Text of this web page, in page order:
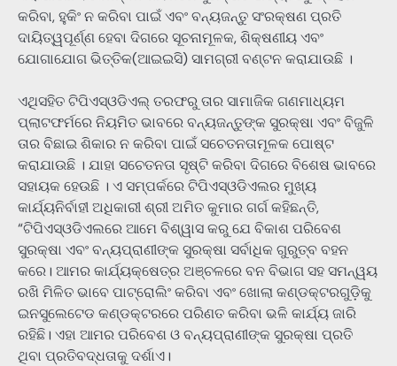
କରିବା, ହୁକିଂ ନ କରିବା ପାଇଁ ଏବଂ ବନ୍ୟଜନ୍ତୁ ସଂରକ୍ଷଣ ପ୍ରତି
ଦାୟିତ୍ୱପୂର୍ଣ୍ଣ ହେବା ଦିଗରେ ସୂଚନାମୂଳକ, ଶିକ୍ଷଣୀୟ ଏବଂ
ଯୋଗାଯୋଗ ଭିତ୍ତିକ(ଆଇଇସି) ସାମଗ୍ରୀ ବଣ୍ଟନ କରାଯାଉଛି ।
ଏଥିସହିତ ଟିପିଏସ୍ଓଡିଏଲ୍ ତରଫରୁ ତାର ସାମାଜିକ ଗଣମାଧ୍ୟମ
ପ୍ଲାଟଫର୍ମରେ ନିୟମିତ ଭାବରେ ବନ୍ୟଜନ୍ତୁଙ୍କ ସୁରକ୍ଷା ଏବଂ ବିଜୁଳି
ତାର ବିଛାଇ ଶିକାର ନ କରିବା ପାଇଁ ସଚେତନତାମୂଳକ ପୋଷ୍ଟ
କରାଯାଉଛି । ଯାହା ସଚେତନତା ସୃଷ୍ଟି କରିବା ଦିଗରେ ବିଶେଷ ଭାବରେ
ସହାୟକ ହେଉଛି । ଏ ସମ୍ପର୍କରେ ଟିପିଏସ୍ଓଡିଏଲର ମୁଖ୍ୟ
କାର୍ଯ୍ୟନିର୍ବାହୀ ଅଧିକାରୀ ଶ୍ରୀ ଅମିତ କୁମାର ଗର୍ଗ କହିଛନ୍ତି,
“ଟିପିଏସ୍ଓଡିଏଲରେ ଆମେ ବିଶ୍ୱାସ କରୁ ଯେ ବିକାଶ ପରିବେଶ
ସୁରକ୍ଷା ଏବଂ ବନ୍ୟପ୍ରାଣୀଙ୍କ ସୁରକ୍ଷା ସର୍ବାଧିକ ଗୁରୁତ୍ବ ବହନ
କରେ। ଆମର କାର୍ଯ୍ୟକ୍ଷେତ୍ର ଅଞ୍ଚଳରେ ବନ ବିଭାଗ ସହ ସମନ୍ୱୟ
ରଖି ମିଳିତ ଭାବେ ପାଟ୍ରୋଲିଂ କରିବା ଏବଂ ଖୋଲା କଣ୍ଡକ୍ଟରଗୁଡ଼ିକୁ
ଇନସୁଲେଟେଡ କଣ୍ଡକ୍ଟରରେ ପରିଣତ କରିବା ଭଳି କାର୍ଯ୍ୟ ଜାରି
ରହିଛି। ଏହା ଆମର ପରିବେଶ ଓ ବନ୍ୟପ୍ରାଣୀଙ୍କ ସୁରକ୍ଷା ପ୍ରତି
ଥିବା ପ୍ରତିବଦ୍ଧତାକୁ ଦର୍ଶାଏ।